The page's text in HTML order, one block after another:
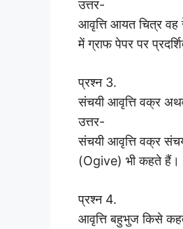
उत्तर-
आवृत्ति आयत चित्र वह
में ग्राफ पेपर पर
प्रश्न 3.
संचयी आवृत्ति वक्र
उत्तर-
संचयी आवृत्ति वक्र
(Ogive) भी कहते हैं।
प्रश्न 4.
आवृत्ति बहुभुज किसे